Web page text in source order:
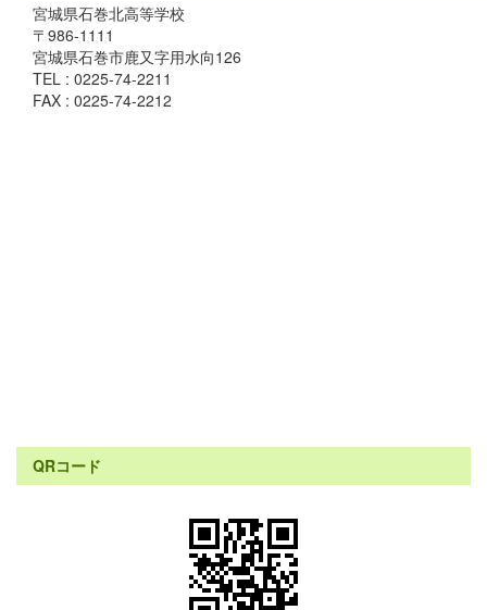
宮城県石巻北高等学校
〒986-1111
宮城県石巻市鹿又字用水向126
TEL : 0225-74-2211
FAX : 0225-74-2212
QRコード